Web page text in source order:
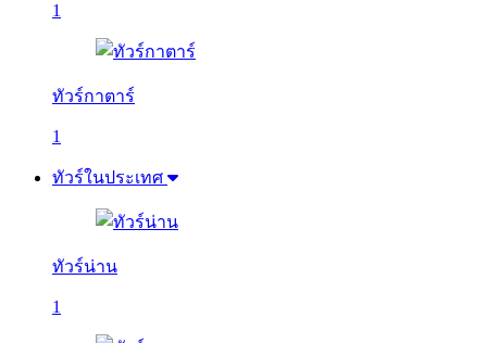
1
ทัวร์กาตาร์
1
ทัวร์ในประเทศ
ทัวร์น่าน
1